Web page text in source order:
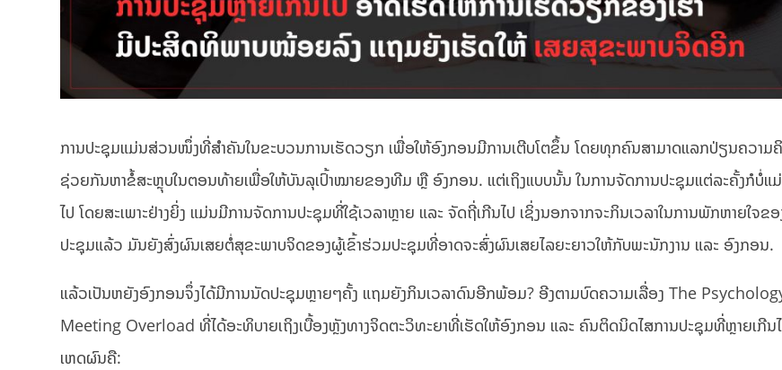
ການປະຊຸມແມ່ນສ່ວນໜຶ່ງທີ່ສຳຄັນໃນຂະບວນການເຮັດວຽກ ເພື່ອໃຫ້ອົງກອນມີການເຕີບໂຕຂຶ້ນ ໂດຍທຸກຄົນສາມາດແລກປ່ຽນຄວາມ
ຊ່ວຍກັນຫາຂໍ້ສະຫຼຸບໃນຕອນທ້າຍເພື່ອໃຫ້ບັນລຸເປົ້າໝາຍຂອງທີມ ຫຼື ອົງກອນ. ແຕ່ເຖິງແບບນັ້ນ ໃນການຈັດການປະຊຸມແຕ່ລະຄັ້ງກໍບໍ່
ໄປ ໂດຍສະເພາະຢ່າງຍິ່ງ ແມ່ນມີການຈັດການປະຊຸມທີ່ໃຊ້ເວລາຫຼາຍ ແລະ ຈັດຖີ່ເກີນໄປ ເຊິ່ງນອກຈາກຈະກິນເວລາໃນການພັກຫາຍໃຈຂ
ປະຊຸມແລ້ວ ມັນຍັງສົ່ງຜົນເສຍຕໍ່ສຸຂະພາບຈິດຂອງຜູ້ເຂົ້າຮ່ວມປະຊຸມທີ່ອາດຈະສົ່ງຜົນເສຍໄລຍະຍາວໃຫ້ກັບພະນັກງານ ແລະ ອົງກອນ.
ແລ້ວເປັນຫຍັງອົງກອນຈຶ່ງໄດ້ມີການນັດປະຊຸມຫຼາຍໆຄັ້ງ ແຖມຍັງກິນເວລາດົນອີກພ້ອມ? ອີງຕາມບົດຄວາມເລື່ອງ The
Meeting Overload ທີ່ໄດ້ອະທິບາຍເຖິງເບື້ອງຫຼັງທາງຈິດຕະວິທະຍາທີ່ເຮັດໃຫ້ອົງກອນ ແລະ ຄົນຕິດນິດໄສການປະຊຸມທີ່ຫຼາຍເກີນ
ເຫດຜົນຄື: